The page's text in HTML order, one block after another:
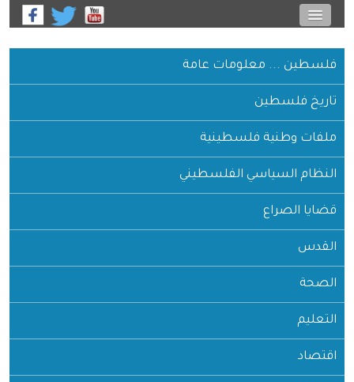
فلسطين ... معلومات عامة
تاريخ فلسطين
ملفات وطنية فلسطينية
النظام السياسي الفلسطيني
قضايا الصراع
القدس
الصحة
التعليم
اقتصاد